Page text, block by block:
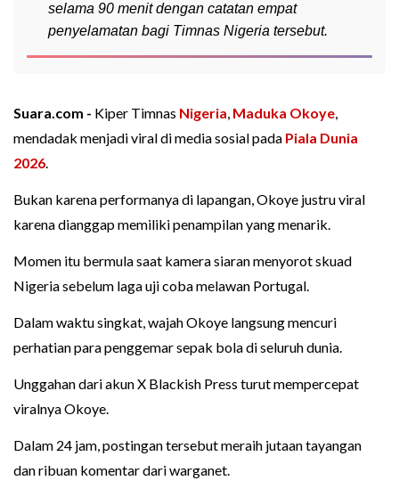
selama 90 menit dengan catatan empat
penyelamatan bagi Timnas Nigeria tersebut.
Suara.com - Kiper Timnas Nigeria, Maduka Okoye,
mendadak menjadi viral di media sosial pada Piala Dunia
2026.
Bukan karena performanya di lapangan, Okoye justru viral
karena dianggap memiliki penampilan yang menarik.
Momen itu bermula saat kamera siaran menyorot skuad
Nigeria sebelum laga uji coba melawan Portugal.
Dalam waktu singkat, wajah Okoye langsung mencuri
perhatian para penggemar sepak bola di seluruh dunia.
Unggahan dari akun X Blackish Press turut mempercepat
viralnya Okoye.
Dalam 24 jam, postingan tersebut meraih jutaan tayangan
dan ribuan komentar dari warganet.